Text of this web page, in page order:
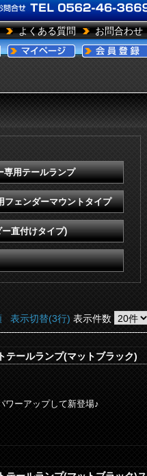
よくある質問 お問合わせ
専用テールランプ
フェンダーマウントタイプ
直付けタイプ)
表示切替(3行) 表示件数
テールランプ(マットブラック)
ワーアップして新登場♪